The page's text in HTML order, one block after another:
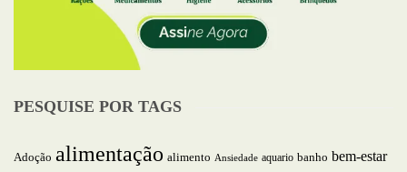
PESQUISE POR TAGS
Adoção alimentação alimento Ansiedade aquario banho bem-estar